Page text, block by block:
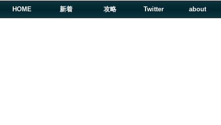
HOME 新着 攻略 Twitter about